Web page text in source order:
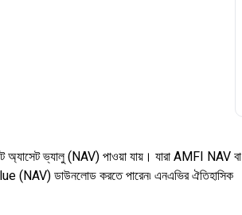
অ্যাসেট ভ্যালু (NAV) পাওয়া যায়। যারা AMFI NAV বা
(NAV) ডাউনলোড করতে পারেন৷ এনএভির ঐতিহাসিক